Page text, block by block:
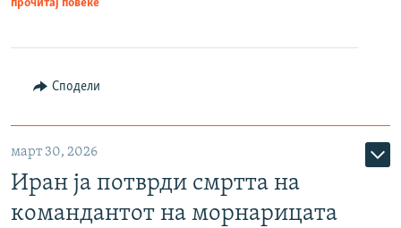
прочитај повеќе
Сподели
март 30, 2026
Иран ја потврди смртта на
командантот на морнарицата